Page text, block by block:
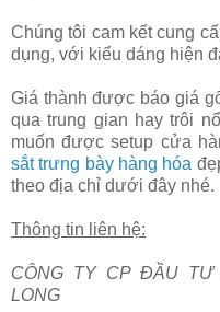
Chúng tôi cam kết cung
dụng, với kiểu dáng hiện
Giá thành được báo giá
qua trung gian hay trôi
muốn được setup cửa
sắt trưng bày hàng hóa
theo địa chỉ dưới đây nhé.
Thông tin liên hệ:
CÔNG TY CP ĐẦU TƯ
LONG